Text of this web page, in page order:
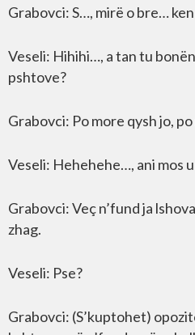
Grabovci: S…, mirë o bre…
Veseli: Hihihi…, a tan tu
pshtove?
Grabovci: Po more qysh jo,
Veseli: Hehehehe…, ani mos
Grabovci: Veç n’fund ja
zhag.
Veseli: Pse?
Grabovci: (S’kuptohet)